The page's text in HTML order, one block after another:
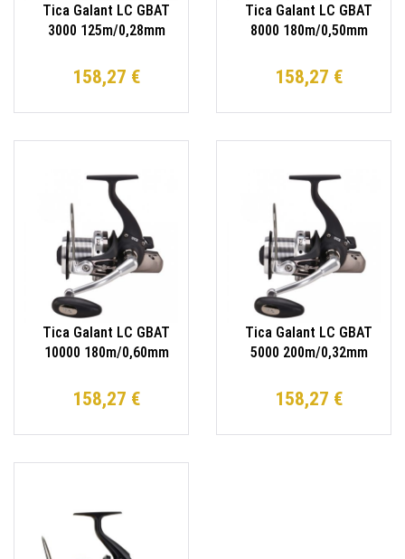
Tica Galant LC GBAT
3000 125m/0,28mm
158,27 €
Tica Galant LC GBAT
8000 180m/0,50mm
158,27 €
Tica Galant LC GBAT
10000 180m/0,60mm
158,27 €
Tica Galant LC GBAT
5000 200m/0,32mm
158,27 €